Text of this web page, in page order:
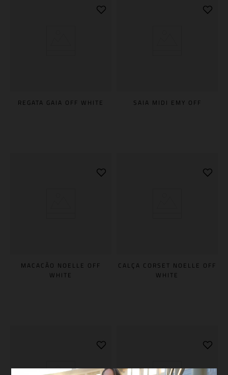
REGATA GAIA OFF WHITE SAIA MIDI EMY OFF
MACACÃO NOELLE OFF
WHITE
CALÇA CORSET NOELLE OFF
WHITE